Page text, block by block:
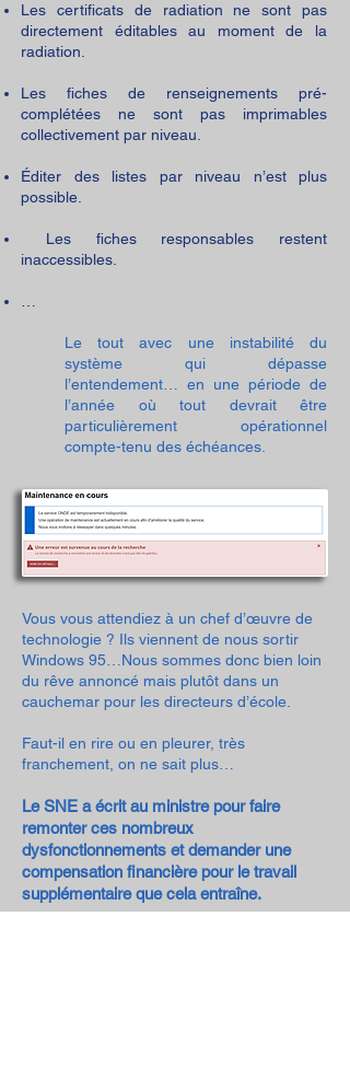
Les certificats de radiation ne sont pas
directement éditables au moment de la
radiation.
Les fiches de renseignements pré-
complétées ne sont pas imprimables
collectivement par niveau.
Éditer des listes par niveau n’est plus
possible.
Les fiches responsables restent
inaccessibles.
Le tout avec une instabilité du
système qui dépasse
l’entendement… en une période de
l’année où tout devrait être
particulièrement opérationnel
compte-tenu des échéances.
Vous vous attendiez à un chef d’œuvre de
technologie ? Ils viennent de nous sortir
Windows 95…Nous sommes donc bien loin
du rêve annoncé mais plutôt dans un
cauchemar pour les directeurs d’école.
Faut-il en rire ou en pleurer, très
franchement, on ne sait plus…
Le SNE a écrit au ministre pour faire
remonter ces nombreux
dysfonctionnements et demander une
compensation financière pour le travail
supplémentaire que cela entraîne.